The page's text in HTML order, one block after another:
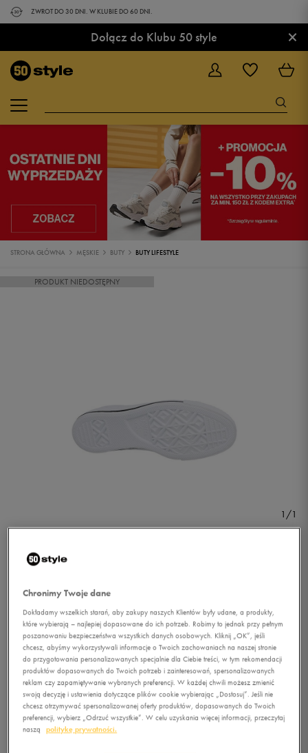
ZWROT DO 30 DNI. W KLUBIE DO 60 DNI.
Dołącz do Klubu 50 style ×
STRONA GŁÓWNA MĘSKIE BUTY BUTY LIFESTYLE
PRODUKT NIEDOSTĘPNY
1/1
CONVERSE STAR PLAYER
0.0(
złz Vat
+ 0 PKT WKLUBIE 50 STYLE
Chronimy Twoje dane
Dokładamy wszelkich starań, aby zakupy naszych Klientów były udane, a produkty,
które wybierają – najlepiej dopasowane do ich potrzeb. Robimy to jednak przy pełnym
poszanowaniu bezpieczeństwa wszystkich danych osobowych. Kliknij „OK”, jeśli
chcesz, abyśmy wykorzystywali informacje o Twoich zachowaniach na naszej stronie
do przygotowania personalizowanych specjalnie dla Ciebie treści, w tym rekomendacji
produktów dopasowanych do Twoich potrzeb i zainteresowań, spersonalizowanych
reklam czy zapamiętywanie wybranych preferencji. W każdej chwili możesz zmienić
swoją decyzję i ustawienia dotyczące plików cookie wybierając „Dostosuj”. Jeśli nie
chcesz otrzymywać spersonalizowanej oferty produktów, dopasowanych do Twoich
preferencji, wybierz „Odrzuć wszystkie”. W celu uzyskania więcej informacji, przeczytaj
naszą
politykę prywatności.